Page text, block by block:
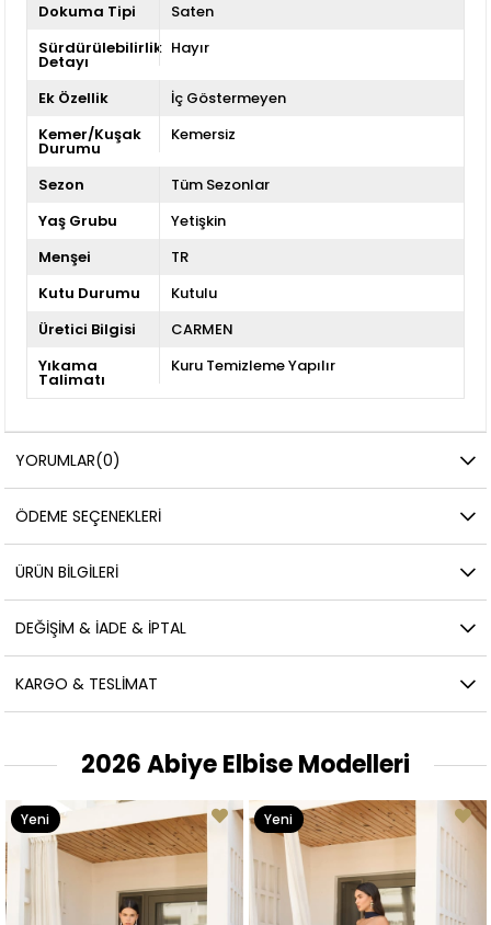
Dokuma Tipi
Saten
Sürdürülebilirlik
Detayı
Hayır
Ek Özellik
İç Göstermeyen
Kemer/Kuşak
Durumu
Kemersiz
Sezon
Tüm Sezonlar
Yaş Grubu
Yetişkin
Menşei
TR
Kutu Durumu
Kutulu
Üretici Bilgisi
CARMEN
Yıkama
Talimatı
Kuru Temizleme Yapılır
YORUMLAR(0)
ÖDEME SEÇENEKLERI
ÜRÜN BILGILERI
DEĞIŞIM & İADE & İPTAL
KARGO & TESLIMAT
2026 Abiye Elbise Modelleri
Yeni
Ürün
Yeni
Ürün